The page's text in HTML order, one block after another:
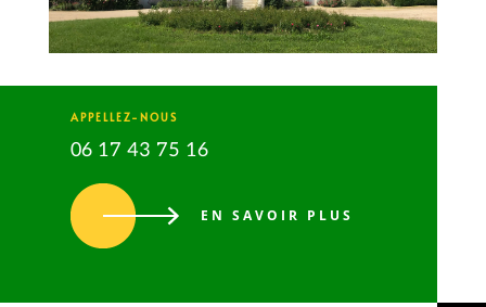
APPELLEZ-NOUS
06 17 43 75 16
EN SAVOIR PLUS